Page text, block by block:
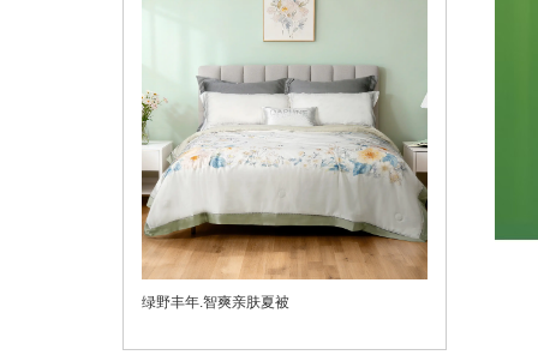
绿野丰年.智爽亲肤夏被